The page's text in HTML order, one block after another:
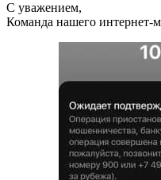
С уважением,
Команда нашего интернет-